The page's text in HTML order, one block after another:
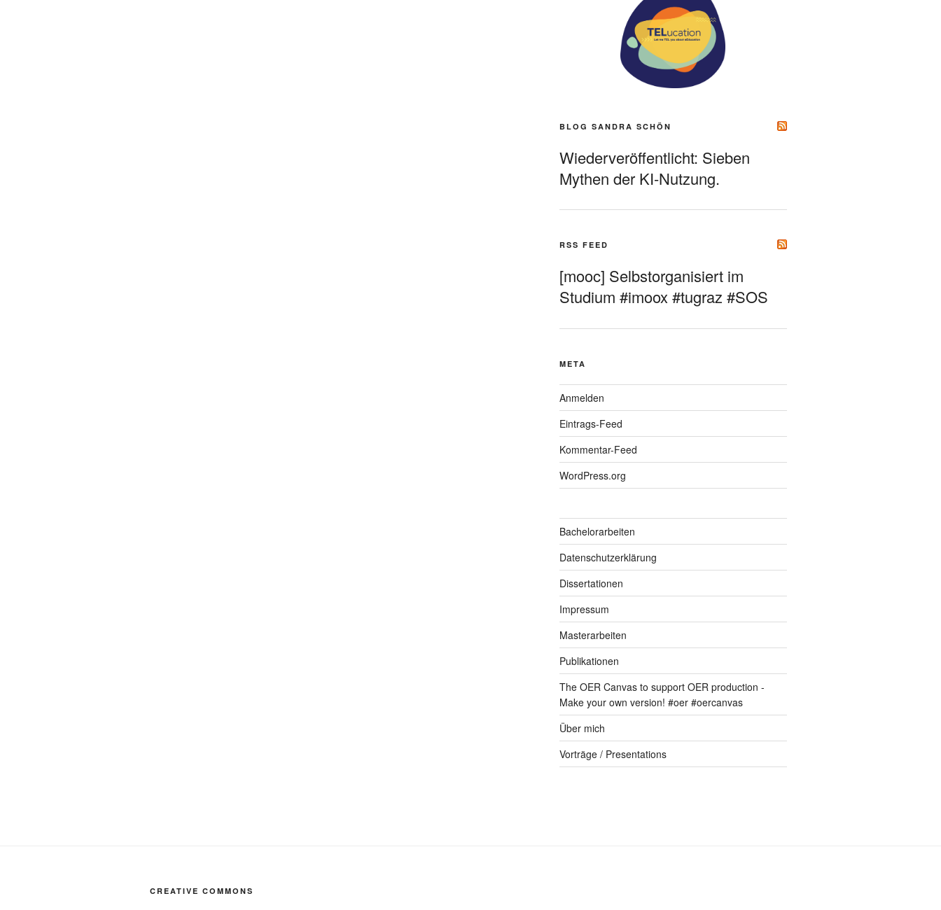
BLOG SANDRA SCHÖN
Wiederveröffentlicht: Sieben
Mythen der KI-Nutzung.
RSS FEED
[mooc] Selbstorganisiert im
Studium #imoox #tugraz #SOS
META
Anmelden
Eintrags-Feed
Kommentar-Feed
WordPress.org
Bachelorarbeiten
Datenschutzerklärung
Dissertationen
Impressum
Masterarbeiten
Publikationen
The OER Canvas to support OER production -
Make your own version! #oer #oercanvas
Über mich
Vorträge / Presentations
CREATIVE COMMONS